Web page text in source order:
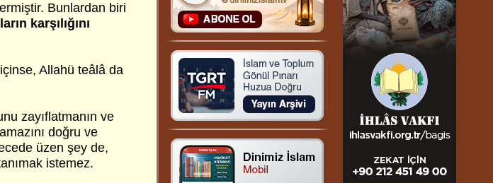
Bunlardan biri
karşılığını
Allahü teâlâ da
zayıflatmanın ve
doğru ve
üzen şey de,
istemez.